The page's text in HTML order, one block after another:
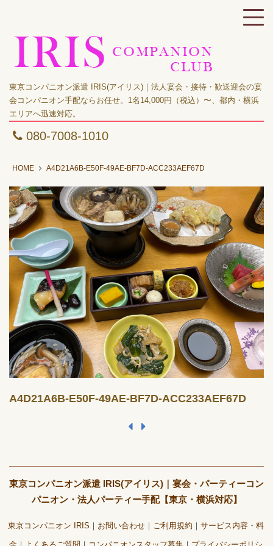
東京コンパニオン派遣 IRIS(アイリス)｜法人宴会・接待・歓送迎会の宴
会コンパニオン手配ならお任せ。1名14,000円（税込）〜、都内・横浜
エリアへ迅速対応。
080-7008-1010
HOME A4D21A6B-E50F-49AE-BF7D-ACC233AEF67D
A4D21A6B-E50F-49AE-BF7D-ACC233AEF67D
東京コンパニオン派遣 IRIS(アイリス)｜宴会・パーティーコン
パニオン・法人パーティー手配【東京・横浜対応】
東京コンパニオン IRIS お問い合わせ ご利用規約 サービス内容・料